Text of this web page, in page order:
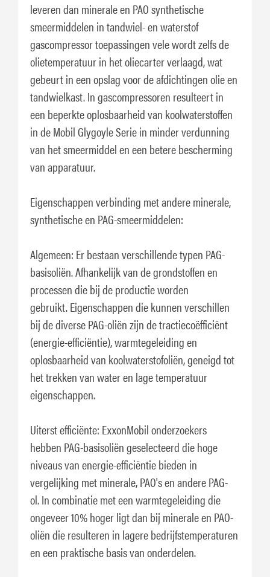
leveren dan minerale en PAO synthetische
smeermiddelen in tandwiel- en waterstof
gascompressor toepassingen vele wordt zelfs de
olietemperatuur in het oliecarter verlaagd, wat
gebeurt in een opslag voor de afdichtingen olie en
tandwielkast. In gascompressoren resulteert in
een beperkte oplosbaarheid van koolwaterstoffen
in de Mobil Glygoyle Serie in minder verdunning
van het smeermiddel en een betere bescherming
van apparatuur.
Eigenschappen verbinding met andere minerale,
synthetische en PAG-smeermiddelen:
Algemeen: Er bestaan ​​verschillende typen PAG-
basisoliën. Afhankelijk van de grondstoffen en
processen die bij de productie worden
gebruikt. Eigenschappen die kunnen verschillen
bij de diverse PAG-oliën zijn de tractiecoëfficiënt
(energie-efficiëntie), warmtegeleiding en
oplosbaarheid van koolwaterstofoliën, geneigd tot
het trekken van water en lage temperatuur
eigenschappen.
Uiterst efficiënte: ExxonMobil onderzoekers
hebben PAG-basisoliën geselecteerd die hoge
niveaus van energie-efficiëntie bieden in
vergelijking met minerale, PAO's en andere PAG-
ol. In combinatie met een warmtegeleiding die
ongeveer 10% hoger ligt dan bij minerale en PAO-
oliën die resulteren in lagere bedrijfstemperaturen
en een praktische basis van onderdelen.